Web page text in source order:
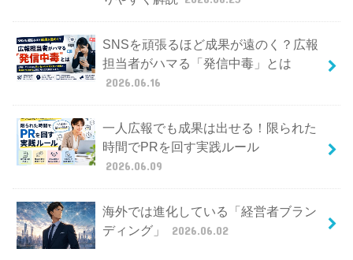
SNSを頑張るほど成果が遠のく？広報
担当者がハマる「発信中毒」とは
2026.06.16
一人広報でも成果は出せる！限られた
時間でPRを回す実践ルール
2026.06.09
海外では進化している「経営者ブラン
ディング」
2026.06.02